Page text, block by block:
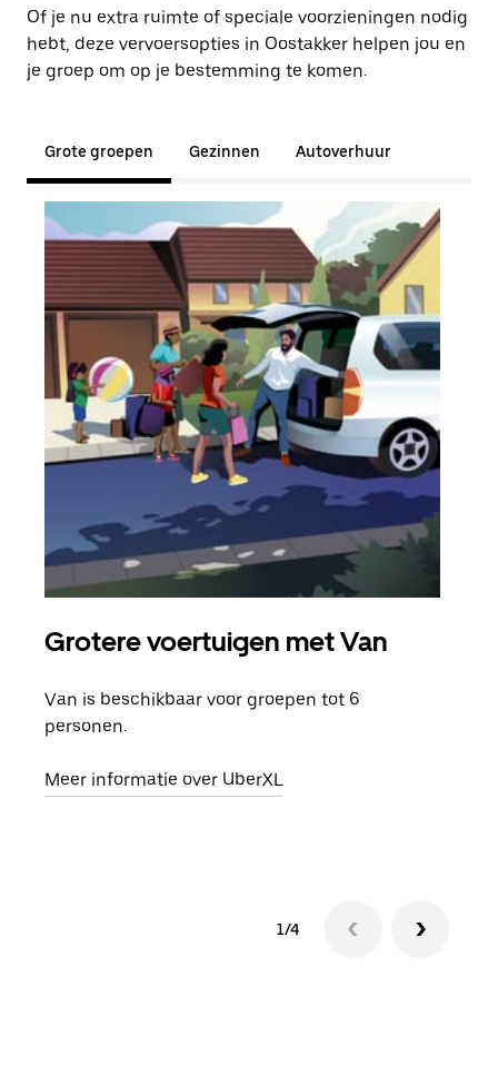
Of je nu extra ruimte of speciale voorzieningen nodig
hebt, deze vervoersopties in Oostakker helpen jou en
je groep om op je bestemming te komen.
Grote groepen Gezinnen Autoverhuur
Grotere voertuigen met Van
Van is beschikbaar voor groepen tot 6
personen.
Meer informatie over UberXL
1/4